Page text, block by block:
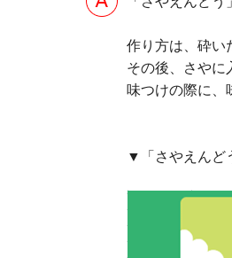
作り方は、砕い
その後、さやに
味つけの際に、
▼「さやえんど